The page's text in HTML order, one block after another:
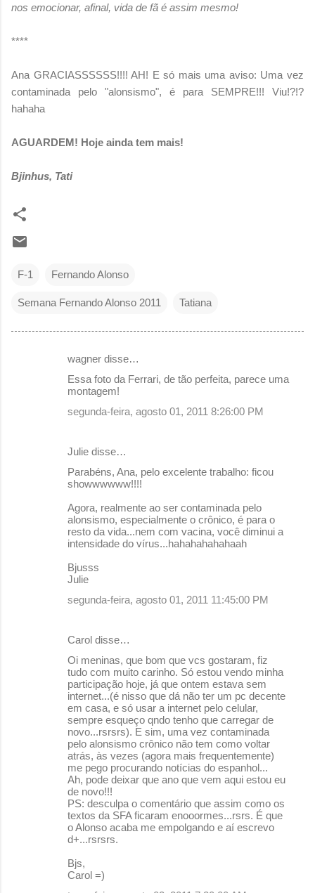
nos emocionar, afinal, vida de fã é assim mesmo!
****
Ana GRACIASSSSSS!!!! AH! E só mais uma aviso: Uma vez
contaminada pelo "alonsismo", é para SEMPRE!!! Viu!?!?
hahaha
AGUARDEM! Hoje ainda tem mais!
Bjinhus, Tati
F-1 Fernando Alonso
Semana Fernando Alonso 2011 Tatiana
wagner disse…
Essa foto da Ferrari, de tão perfeita, parece uma
montagem!
segunda-feira, agosto 01, 2011 8:26:00 PM
Julie disse…
Parabéns, Ana, pelo excelente trabalho: ficou
showwwwww!!!!
Agora, realmente ao ser contaminada pelo
alonsismo, especialmente o crônico, é para o
resto da vida...nem com vacina, você diminui a
intensidade do vírus...hahahahahahaah
Bjusss
Julie
segunda-feira, agosto 01, 2011 11:45:00 PM
Carol disse…
Oi meninas, que bom que vcs gostaram, fiz
tudo com muito carinho. Só estou vendo minha
participação hoje, já que ontem estava sem
internet...(é nisso que dá não ter um pc decente
em casa, e só usar a internet pelo celular,
sempre esqueço qndo tenho que carregar de
novo...rsrsrs). E sim, uma vez contaminada
pelo alonsismo crônico não tem como voltar
atrás, às vezes (agora mais frequentemente)
me pego procurando notícias do espanhol...
Ah, pode deixar que ano que vem aqui estou eu
de novo!!!
PS: desculpa o comentário que assim como os
textos da SFA ficaram enooormes...rsrs. É que
o Alonso acaba me empolgando e aí escrevo
d+...rsrsrs.
Bjs,
Carol =)